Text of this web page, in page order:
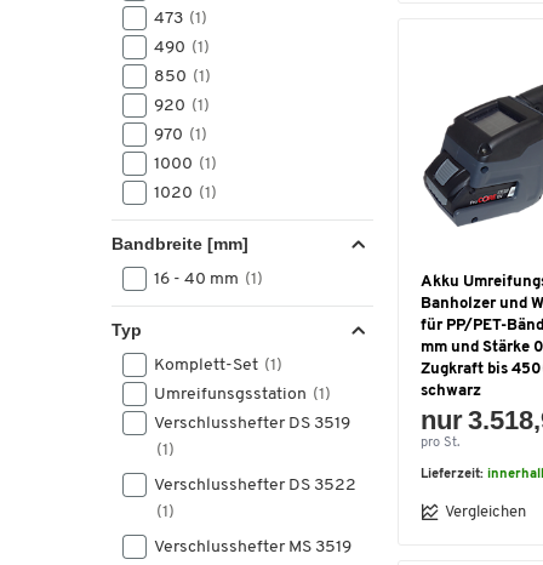
473 (1)
490 (1)
850 (1)
920 (1)
970 (1)
1000 (1)
1020 (1)
Bandbreite [mm]
16 - 40 mm (1)
Typ
Komplett-Set (1)
Umreifunsgsstation (1)
Verschlusshefter DS 3519
(1)
Verschlusshefter DS 3522
(1)
Verschlusshefter MS 3519
Akku
Banholzer und
für PP/PET-
mm und Stärke
Zugkraft bis
schwarz
nur
pro St.
Lieferzeit:
Vergleichen